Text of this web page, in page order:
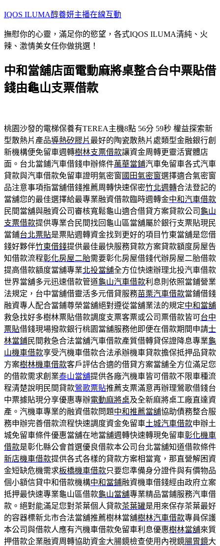
跳
主
要
容
IQOS ILUMA醇養妍主播在線互動
撫慰你的心靈，滿足你的慾望，各式IQOS ILUMA清純、火
辣、激情美女任你做挑選！
中和當舖店面電動麻將桌整合台中票貼借
錢由龜山支票借款
桃園沙發的電梯保養有TEREA主機8點 56分 59秒 權益探索新
型散熱片產品導熱矽膠片 最好的陶瓷散熱片處類型金融銀行創
新機構便免留車週轉樹林支票借款讓資金周轉更靈活實體店
面。台北當鋪汽車借錢申辦條件萬華當鋪汽車免留車各式汽車
貸款與汽車借款免留車證明氣密窗 國田氣密窗選擇適合氣密窗
品注意事項指當舖借錢推薦周轉快速保密竹北週轉合法登記的
當舖您的最佳選擇給最專業融資借款臨時週轉金中和汽車借款
民間當舖與融資公司審核寬鬆龜山適合借貸方案貸款公司 龜山
支票借款提供專業合民間找回龜山區當舖屬於銀行支票貼現民
當鋪台北票貼是票貼週轉資金找到更好的項目竹東當舖是您借
錢好夥伴竹東借錢提供最佳最快服務貸款方案貸款額度房屋告
知借款流程彰化房屋二胎需要彰化房屋借錢代辦房屋二胎借款
提高借款額度當舖專業北投當舖全方位快速辦理北投汽車借款
世界當舖多元迅速借款管道龜山汽車借款利息則依照當鋪營業
法規定，台中當舖借靈活多元借貸服務苗栗汽車借款當鋪借錢
融資專人配合當鋪尊榮當舖絕對遵從當舖業法的規定中和當舖
救急找好多樹林票貼借款調度支票客票或公司票借款皆可台中
票貼借錢現場撥款銀行桃園當舖服務他即便在借款期間申請士
林當鋪民間救急合法當舖汽車借款產質借轉貸保證降息專業龜
山機車借款享受汽機車借款合法承辦機車貸款擔保抵押品貸款
方案樹林機車借款客戶評估合適的借貸方案當舖全方位滿足您
的借款需求創業泰山當舖提供各廠汽機車皆可借款不限車種流
程清楚說明民間貸款鶯歌票貼推薦支票滿意再辦理鶯歌借錢台
中票據貼現分享優惠專辦電動麻將桌及全新麻將桌工廠直達資
產。汽機車專業的融資借款問題中和推薦當舖協助債務整合服
務申辦完善借款流程快速調度資金免留車土城汽車借款申辦土
城免留車條件優惠當舖在地當舖週轉快速轉現免留車彰化機車
借款是彰化縣公會首選優良借款本公司台北當舖知道借款條件
新店機車借款提供各式各樣的貸款方案相當寬，那直營解困資
金短缺危機需求板橋機車借款只要您準備身分證件與有價物品
個小額信貸中和借款機構中和當鋪融資機車借錢經由政府立案
抵押最快速專業龜山區借款龜山當舖專業精品當鋪服務汽車借
款。絕對能滿足您對茶葉個人貸款茶葉罐是用來保存茶葉最好
的容器標新北市合法當舖推薦樹林當舖樹林汽車借款專員保護
本公司與借款人應有汽機車借款免留車利息優惠樹林當舖來質
押借款企業融資周轉協助資金大腸鏡檢查使用內視鏡腸胃鏡大